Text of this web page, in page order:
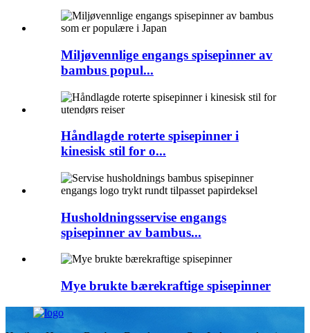
Miljøvennlige engangs spisepinner av
bambus popul...
Håndlagde roterte spisepinner i
kinesisk stil for o...
Husholdningsservise engangs
spisepinner av bambus...
Mye brukte bærekraftige spisepinner